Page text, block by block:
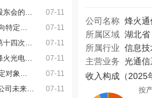
烽火通信:烽火通信科技股份有限公司关于暂不召开股东会的公告
07-11
烽火通信:烽火通信科技股份有限公司关于2026年度向特定对象发行A股股票不存在直接或通过利益相关方向参与认购的投资者提供财务资助或补偿的公告
07-11
烽火通信:烽火通信科技股份有限公司第九届董事会第十四次临时会议决议公告
07-11
烽火通信:烽火通信科技股份有限公司关于收购藤仓烽火光电材料科技有限公司60%股权的公告
07-11
烽火通信:烽火通信科技股份有限公司2026年度向特定对象发行A股股票预案
07-11
烽火通信:临2026-025附件1:烽火通信科技股份有限公司未来三年(2027-2029年)股东分红回报规划
07-11
公司名称 烽火通
所属区域 湖北省
所属行业 信息
主营业务 光通
收入构成（2025
按